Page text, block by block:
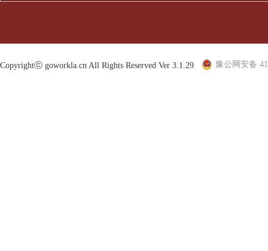
Copyrightⓒ goworkla.cn All Rights Reserved Ver 3.1.29 豫公网安备